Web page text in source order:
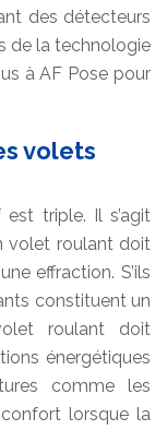
des détecteurs
de la technologie
à AF Pose pour
volets
triple. Il s’agit
volet roulant doit
effraction. S’ils
constituent un
roulant doit
énergétiques
comme les
lorsque la